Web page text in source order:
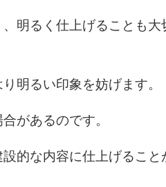
明るく仕上げることも大
明るい印象を妨げます。
があるのです。
的な内容に仕上げること